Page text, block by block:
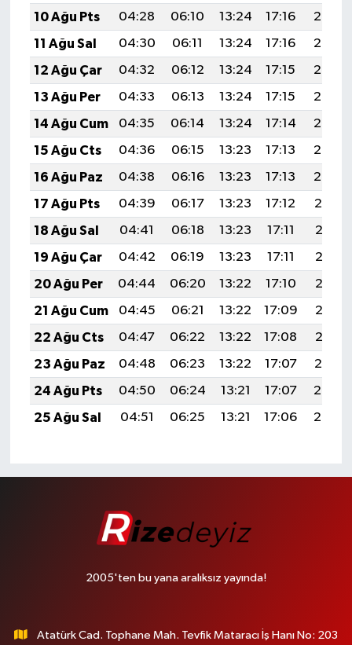
10 Ağu Pts
04:28 06:10 13:24 17:16
20:29
11 Ağu Sal
04:30 06:11 13:24 17:16
20:27
12 Ağu Çar
04:32 06:12 13:24 17:15
20:26
13 Ağu Per
04:33 06:13 13:24 17:15
20:25
14 Ağu Cum
04:35 06:14 13:24 17:14
20:23
15 Ağu Cts
04:36 06:15 13:23 17:13
20:22
16 Ağu Paz
04:38 06:16 13:23 17:13
20:20
17 Ağu Pts
04:39 06:17 13:23 17:12
20:19
18 Ağu Sal
04:41 06:18 13:23 17:11
20:18
19 Ağu Çar
04:42 06:19 13:23 17:11
20:16
20 Ağu Per
04:44 06:20 13:22 17:10
20:15
21 Ağu Cum
04:45 06:21 13:22 17:09
20:13
22 Ağu Cts
04:47 06:22 13:22 17:08
20:12
23 Ağu Paz
04:48 06:23 13:22 17:07
20:10
24 Ağu Pts
04:50 06:24 13:21 17:07
20:08
25 Ağu Sal
04:51 06:25 13:21 17:06 20:07
2005'ten bu yana aralıksız yayında!
Atatürk Cad. Tophane Mah. Tevfik Mataracı İş Hanı No: 203